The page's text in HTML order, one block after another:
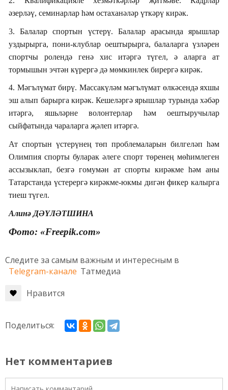
әзерләү, семинарлар һәм остаханәләр үткәрү кирәк.
3. Балалар спортын үстерү.
Балалар арасында ярышлар
уздырырга, пони-клублар оештырырга, балаларга үзләрен
спортчы ролендә генә хис итәргә түгел, ә аларга ат
тормышын эчтән күрергә дә мөмкинлек бирергә кирәк.
4. Мәгълүмат бирү. Массакүләм мәгълүмат өлкәсендә яхшы
эш алып барырга кирәк. Кешеләргә ярышлар турында хәбәр
итәргә, яшьләрне волонтерлар һәм оештыручылар
сыйфатында чараларга җәлеп итәргә.
Ат спортын үстерүнең төп проблемаларын билгеләп һәм
Олимпия спорты буларак әлеге спорт төренең мөһимлеген
ассызыклап, безгә гомумән ат спорты кирәкме һәм аны
Татарстанда үстерергә кирәкме-юкмы дигән фикер калырга
тиеш түгел.
Алинә ДӘҮЛӘТШИНА
Фото: «Freepik.com»
Следите за самым важным и интересным в
Telegram-канале Татмедиа
Нравится
Поделиться:
Нет комментариев